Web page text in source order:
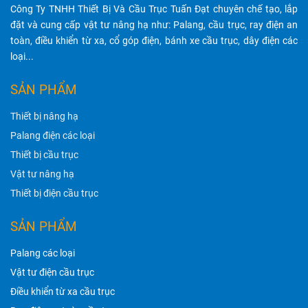
Công Ty TNHH Thiết Bị Và Cầu Trục Tuấn Đạt chuyên chế tạo, lắp
đặt và cung cấp vật tư nâng hạ như: Palang, cầu trục, ray điện an
toàn, điều khiển từ xa, cổ góp điện, bánh xe cầu trục, dây điện các
loại...
SẢN PHẨM
Thiết bị nâng hạ
Palang điện các loại
Thiết bị cầu trục
Vật tư nâng hạ
Thiết bị điện cầu trục
SẢN PHẨM
Palang các loại
Vật tư điện cầu trục
Điều khiển từ xa cầu trục